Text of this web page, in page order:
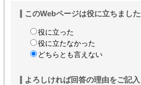
このWebページは役に立ちました
役に立った
役に立たなかった
どちらとも言えない
よろしければ回答の理由をご記